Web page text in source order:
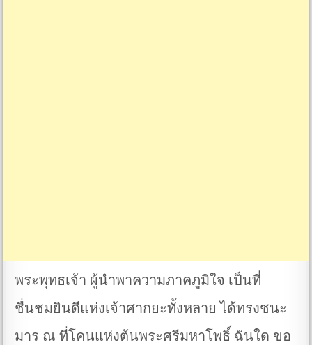
พระพุทธเจ้า ผู้นำพาความภาคภูมิใจ เป็นที่
ชื่นชมยินดีแห่งเจ้าศากยะทั้งหลาย ได้ทรงชนะ
มาร ณ ที่โคนแห่งต้นพระศรีมหาโพธิ์ ฉันใด ขอ